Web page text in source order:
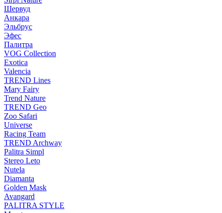
Шервуд
Анкара
Эльбрус
Эфес
Палитра
VOG Collection
Exotica
Valencia
TREND Lines
Mary Fairy
Trend Nature
TREND Geo
Zoo Safari
Universe
Racing Team
TREND Archway
Palitra Simpl
Stereo Leto
Nutela
Diamanta
Golden Mask
Avangard
PALITRA STYLE